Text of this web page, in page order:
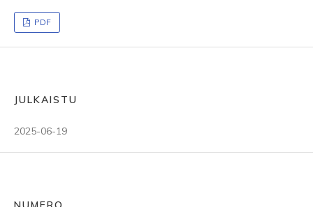
PDF
JULKAISTU
2025-06-19